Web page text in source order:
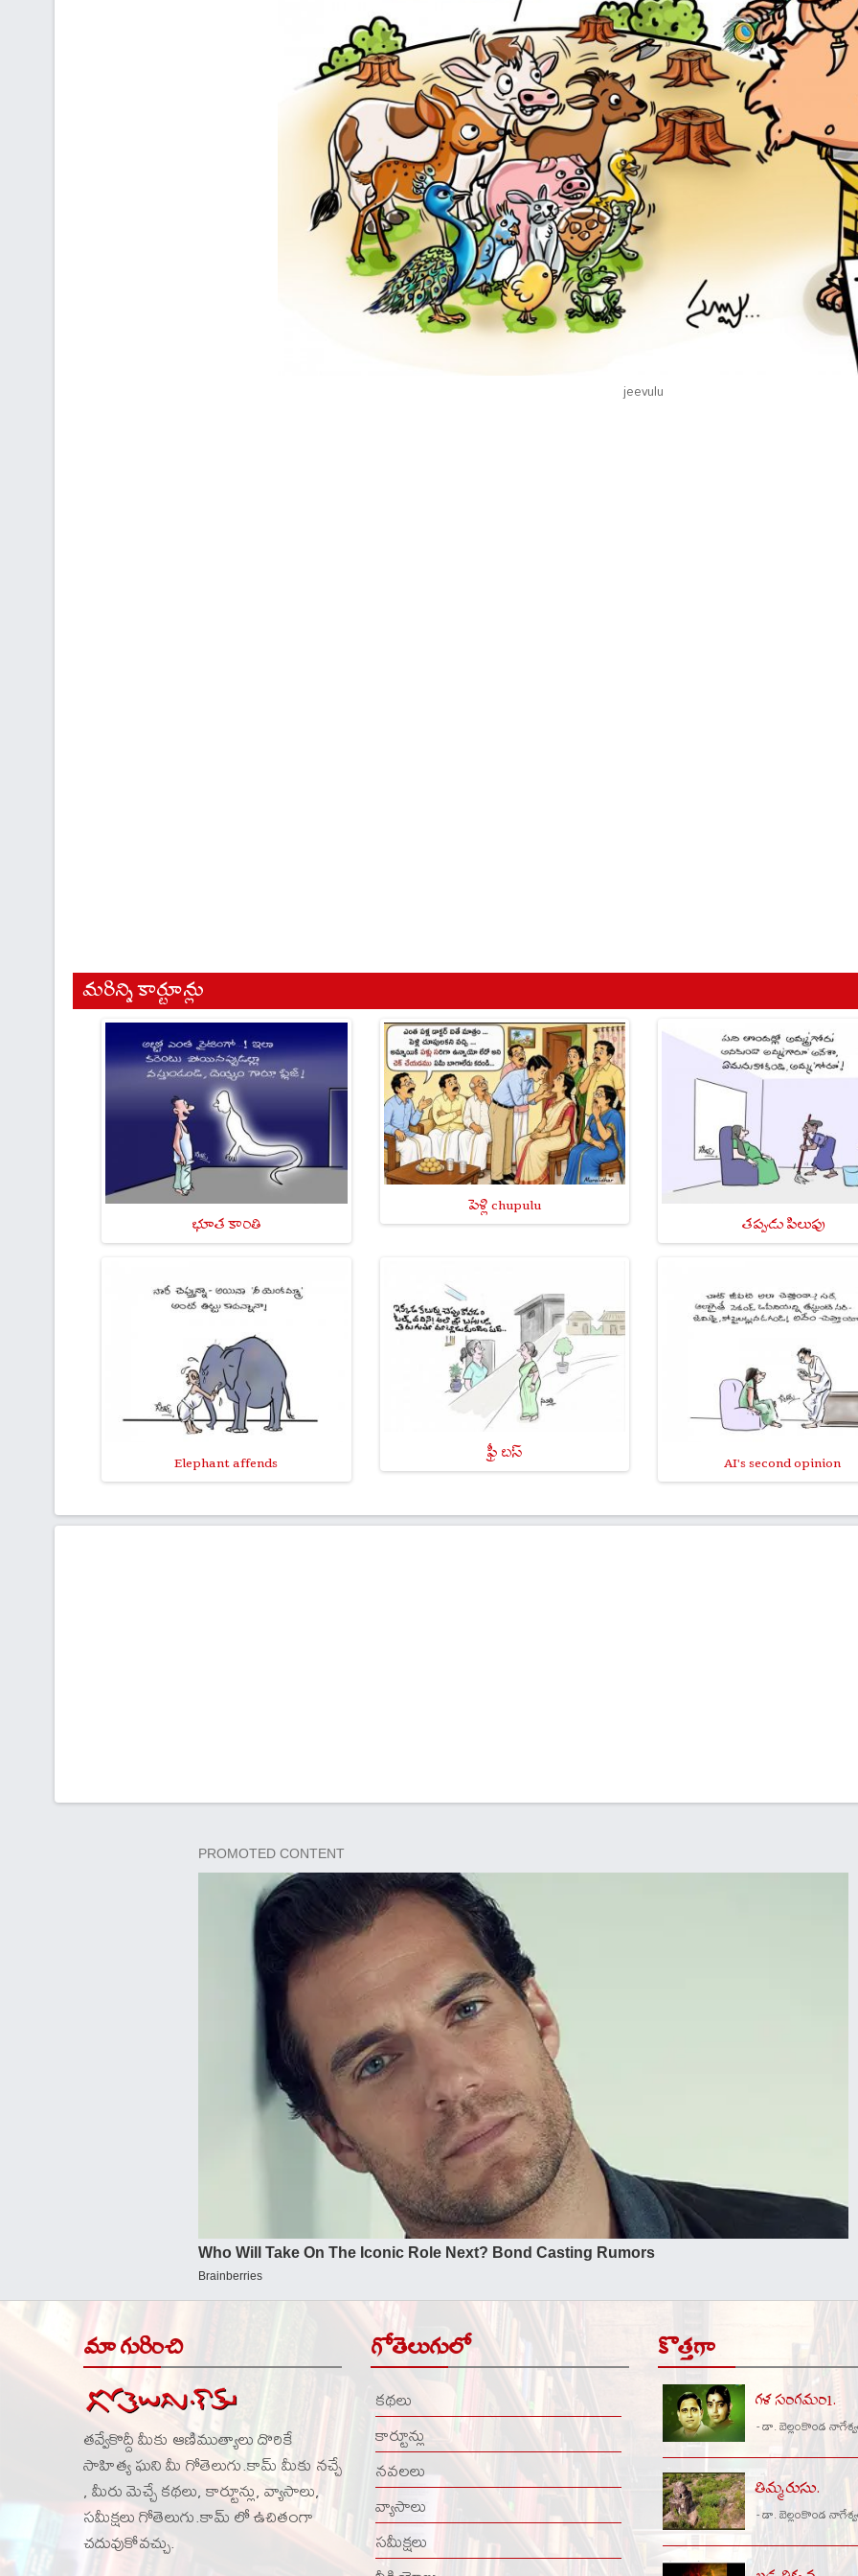
jeevulu
మరిన్ని కార్టూన్లు
భూత కాంతి
పెళ్లి chupulu
తప్పుడు పిలుపు
Elephant affends ఫ్రీ బస్ AI's second opinion
మా గురించి
తవ్వేకొద్దీ మీకు ఆణిముత్యాలు దొరికే
సాహిత్య ఘని మీ గోతెలుగు.కామ్ మీకు నచ్చే
, మీరు మెచ్చే కథలు, కార్టూన్లు, వ్యాసాలు,
సమీక్షలు గోతెలుగు.కామ్ లో ఉచితంగా
చదువుకోవచ్చు.
గోతెలుగులో
కథలు
కార్టూన్లు
నవలలు
వ్యాసాలు
సమీక్షలు
కొత్తగా
గళ సంగమం1.
- డా. బెల్లంకొండ
తిమ్మరుసు.
- డా. బెల్లంకొండ